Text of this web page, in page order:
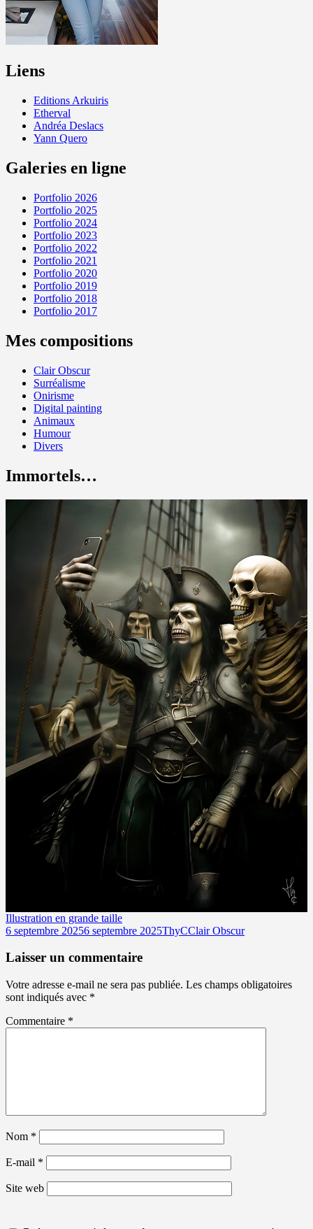
Liens
Editions Arkuiris
Etherval
Andréa Deslacs
Yann Quero
Galeries en ligne
Portfolio 2026
Portfolio 2025
Portfolio 2024
Portfolio 2023
Portfolio 2022
Portfolio 2021
Portfolio 2020
Portfolio 2019
Portfolio 2018
Portfolio 2017
Mes compositions
Clair Obscur
Surréalisme
Onirisme
Digital painting
Animaux
Humour
Divers
Immortels…
Illustration en grande taille
Publié
6 septembre 20256 septembre 2025Auteur
ThyCCatégories
Clair Obscur
Laisser un commentaire
Votre adresse e-mail ne sera pas publiée. Les champs obligatoires
sont indiqués avec *
Commentaire *
Nom *
E-mail *
Site web